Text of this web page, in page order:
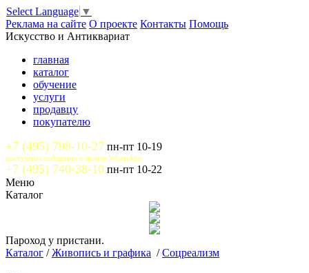
Select Language ▼
Реклама на сайте О проекте Контакты Помощь
Искусство и Антиквариат
главная
каталог
обучение
услуги
продавцу
покупателю
+7 (495) 798-10-27 пн-пт 10-19
доступны сообщения и звонки WhatsApp
+7 (495) 740-38-10 пн-пт 10-22
Меню
Каталог
Пароход у пристани.
Каталог /Живопись и графика /Соцреализм